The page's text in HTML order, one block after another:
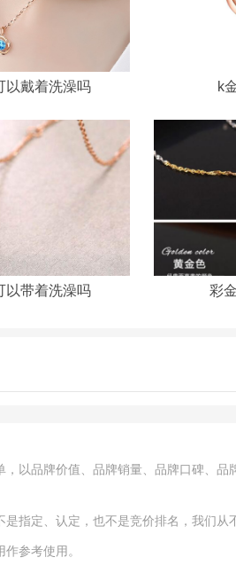
以戴着洗澡吗 k
以带着洗澡吗 彩
以品牌价值、品牌销量、品牌口碑、品
指定、认定，也不是竞价排名，我们从
参考使用。